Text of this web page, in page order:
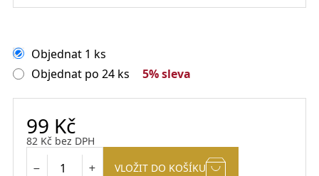
Objednat 1 ks
Objednat po 24 ks
5% sleva
99 Kč
82 Kčbez DPH
VLOŽIT DO KOŠÍKU